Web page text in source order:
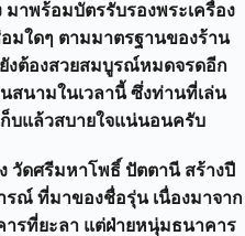
าพร้อมบัตรรับรองพระเครื่อง
มใดๆ ตามมาตรฐานของร้าน
งต้องสวยสมบูรณ์หมดจรดอีก
สนามในเวลานี้ ซึ่งท่านที่เล่น
บแล้วสบายใจแน่นอนครับ
วัดศรีมหาโพธิ์ ปัตตานี สร้างปี
รณ์ ที่มาของชื่อรุ่น เนื่องมาจาก
รที่ยะลา แต่ฝ่ายหนุ่มธนาคาร